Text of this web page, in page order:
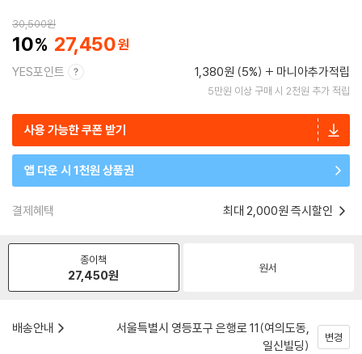
30,500원
10 27,450
YES포인트 1,380원 (5%) 마니아추가적립
5만원 이상 구매 시 2천원 추가 적립
사용 가능한 쿠폰 받기
앱 다운 시 1천원 상품권
결제혜택 최대 2,000원 즉시할인
종이책
27,450원 원서
배송안내
서울특별시 영등포구 은행로 11(여의도동,
일신빌딩)
변경